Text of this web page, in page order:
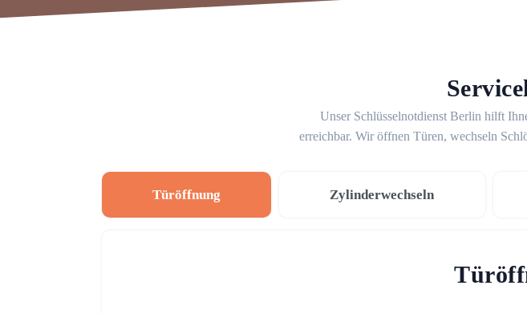
Unser Schlüsselnotdienst Berlin hilft
erreichbar. Wir öffnen Türen, wechseln
Türöffnung Zylinderwechseln